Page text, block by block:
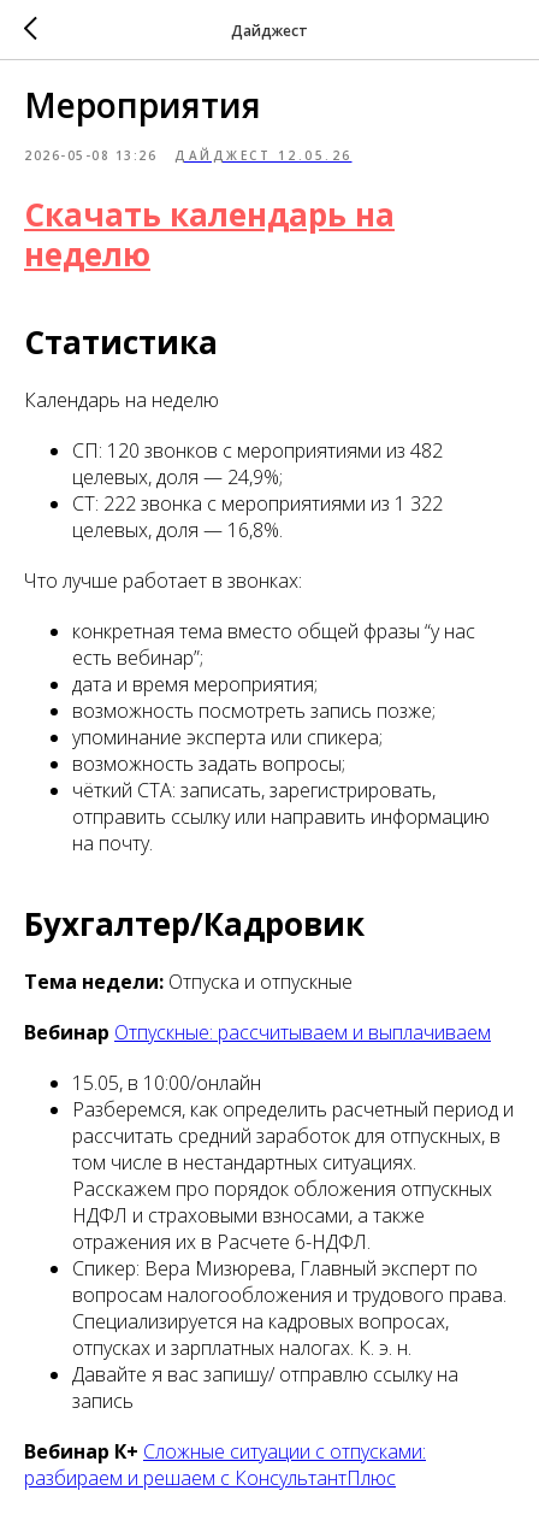
Дайджест
Мероприятия
2026-05-08 13:26 ДАЙДЖЕСТ 12.05.26
Скачать календарь на
неделю
Статистика
Календарь на неделю
СП: 120 звонков с мероприятиями из 482
целевых, доля — 24,9%;
СТ: 222 звонка с мероприятиями из 1 322
целевых, доля — 16,8%.
Что лучше работает в звонках:
конкретная тема вместо общей фразы “у нас
есть вебинар”;
дата и время мероприятия;
возможность посмотреть запись позже;
упоминание эксперта или спикера;
возможность задать вопросы;
чёткий CTA: записать, зарегистрировать,
отправить ссылку или направить информацию
на почту.
Бухгалтер/Кадровик
Тема недели: Отпуска и отпускные
Вебинар Отпускные: рассчитываем и выплачиваем
15.05, в 10:00/онлайн
Разберемся, как определить расчетный период и
рассчитать средний заработок для отпускных, в
том числе в нестандартных ситуациях.
Расскажем про порядок обложения отпускных
НДФЛ и страховыми взносами, а также
отражения их в Расчете 6-НДФЛ.
Спикер: Вера Мизюрева, Главный эксперт по
вопросам налогообложения и трудового права.
Специализируется на кадровых вопросах,
отпусках и зарплатных налогах. К. э. н.
Давайте я вас запишу/ отправлю ссылку на
запись
Вебинар К+ Сложные ситуации с отпусками:
разбираем и решаем с КонсультантПлюс